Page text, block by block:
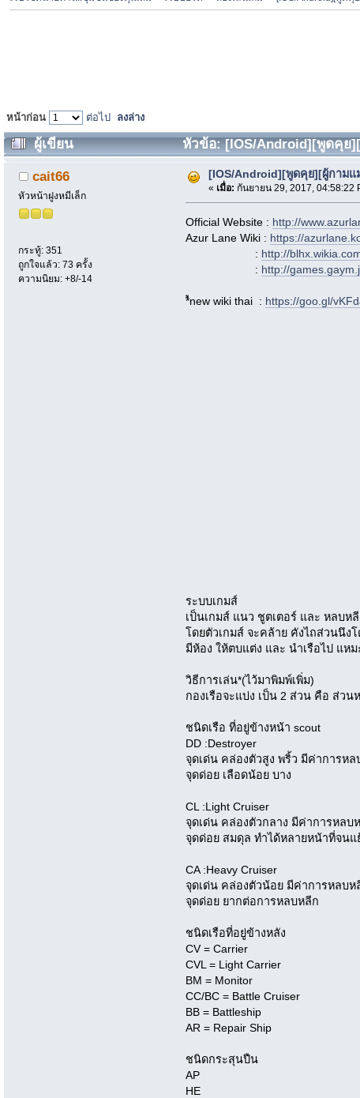
หน้าก่อน ต่อไป ลงล่าง
ผู้เขียน หัวข้อ: [IOS/Android][พูดคุย][
cait66
หัวหน้าฝูงหมีเล็ก
กระทู้: 351
ถูกใจแล้ว: 73 ครั้ง
ความนิยม: +8/-14
[IOS/Android][พูดคุย][ผู้กามแ
« เมื่อ: กันยายน 29, 2017, 04:58:22
Official Website : http://
Azur Lane Wiki : https://
: http://
: http://
*ืnew wiki thai : https://goo.gl/
ระบบเกมส์
เป็นเกมส์ แนว ชูตเตอร์ และ หลบห
โดยตัวเกมส์ จะคล้าย คังไถส่วนนึง
มีห้อง ให้ตบแต่ง และ นำเรือไป แห
วิธีการเล่น*(ไว้มาพิมพ์เพิ่ม)
กองเรือจะแบ่ง เป็น 2 ส่วน คือ ส่วน
ชนิดเรือ ที่อยู่ข้างหน้า scout
DD :Destroyer
จุดเด่น คล่องตัวสูง พริ้ว มีค่าการห
จุดด่อย เลือดน้อย บาง
CL :Light Cruiser
จุดเด่น คล่องตัวกลาง มีค่าการหล
จุดด่อย สมดุล ทำได้หลายหน้าที่จนแ
CA :Heavy Cruiser
จุดเด่น คล่องตัวน้อย มีค่าการหลบ
จุดด่อย ยากต่อการหลบหลีก
ชนิดเรือที่อยู่ข้างหลัง
CV = Carrier
CVL = Light Carrier
BM = Monitor
CC/BC = Battle Cruiser
BB = Battleship
AR = Repair Ship
ชนิดกระสุนปืน
AP
HE